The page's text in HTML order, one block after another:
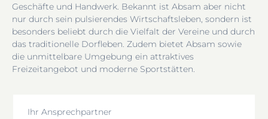
Geschäfte und Handwerk. Bekannt ist Absam aber nicht
nur durch sein pulsierendes Wirtschaftsleben, sondern ist
besonders beliebt durch die Vielfalt der Vereine und durch
das traditionelle Dorfleben. Zudem bietet Absam sowie
die unmittelbare Umgebung ein attraktives
Freizeitangebot und moderne Sportstätten.
Ihr Ansprechpartner